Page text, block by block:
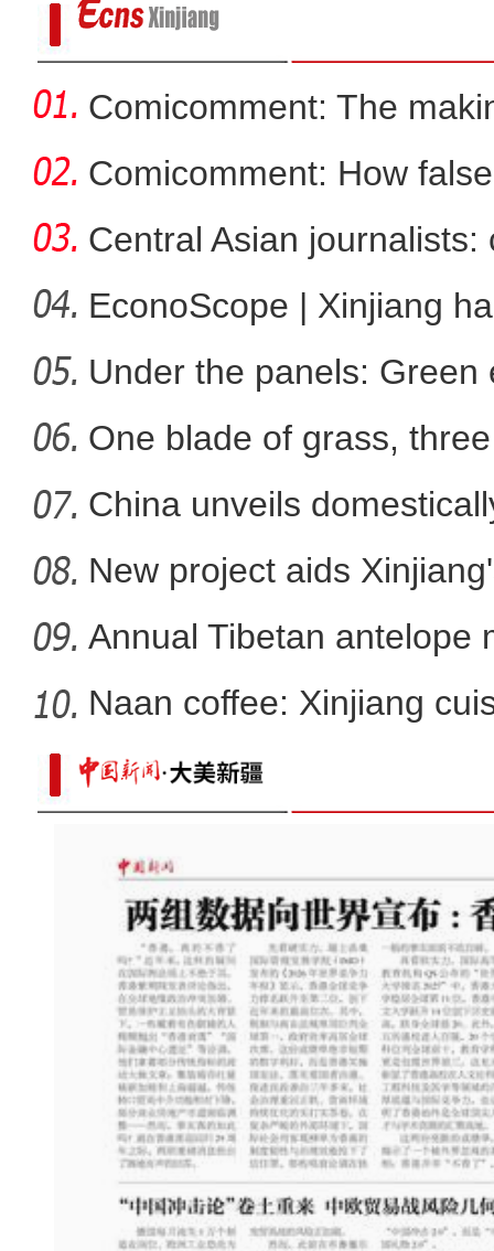
炮制涉疆谎言，西方“造谣
沉浸式体验狙击手实
Comicomment: The
narratives
Comicomment: How
Xin
Central Asian journalists:
EconoScope | Xinjiang
energ
Under the panels: Green
more
One blade of grass,
China unveils
f
New project aids
Annual Tibetan antelope
Naan coffee: Xinjiang